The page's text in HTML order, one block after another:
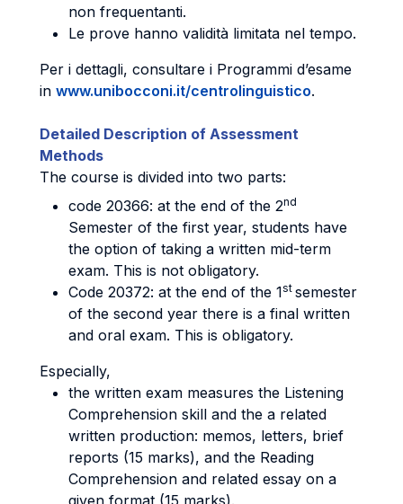
non frequentanti.
Le prove hanno validità limitata nel tempo.
Per i dettagli, consultare i Programmi d’esame
in www.unibocconi.it/centrolinguistico.
Detailed Description of Assessment
Methods
The course is divided into two parts:
code 20366: at the end of the 2nd
Semester of the first year, students have
the option of taking a written mid-term
exam. This is not obligatory.
Code 20372: at the end of the 1st semester
of the second year there is a final written
and oral exam. This is obligatory.
Especially,
the written exam measures the Listening
Comprehension skill and the a related
written production: memos, letters, brief
reports (15 marks), and the Reading
Comprehension and related essay on a
given format (15 marks).